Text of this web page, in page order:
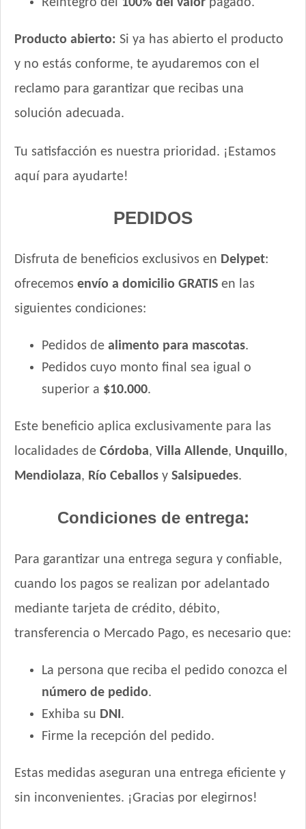
Reintegro del 100% del valor pagado.
Producto abierto: Si ya has abierto el producto
y no estás conforme, te ayudaremos con el
reclamo para garantizar que recibas una
solución adecuada.
Tu satisfacción es nuestra prioridad. ¡Estamos
aquí para ayudarte!
PEDIDOS
Disfruta de beneficios exclusivos en Delypet:
ofrecemos envío a domicilio GRATIS en las
siguientes condiciones:
Pedidos de alimento para mascotas.
Pedidos cuyo monto final sea igual o
superior a $10.000.
Este beneficio aplica exclusivamente para las
localidades de Córdoba, Villa Allende, Unquillo,
Mendiolaza, Río Ceballos y Salsipuedes.
Condiciones de entrega:
Para garantizar una entrega segura y confiable,
cuando los pagos se realizan por adelantado
mediante tarjeta de crédito, débito,
transferencia o Mercado Pago, es necesario que:
La persona que reciba el pedido conozca el
número de pedido.
Exhiba su DNI .
Firme la recepción del pedido.
Estas medidas aseguran una entrega eficiente y
sin inconvenientes. ¡Gracias por elegirnos!